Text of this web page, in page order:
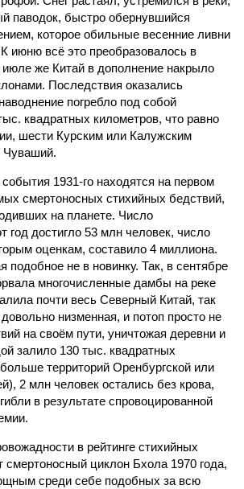
паводок, быстро обернувшийся
которое обильные весенние ливни
июню всё это преобразовалось в
же Китай в дополнение накрыло
Последствия оказались
погребло под собой
квадратных километров, что равно
шести Курским или Калужским
Чуваший.
1931-го находятся на первом
смертоносных стихийных бедствий,
на планете. Число
год достигло 53 млн человек, число
оценкам, составило 4 миллиона.
подобное не в новинку. Так, в сентябре
многочисленные дамбы на реке
почти весь Северный Китай, так
низменная, и потоп просто не
на своём пути, уничтожая деревни и
залило 130 тыс. квадратных
территорий Оренбургской или
2 млн человек остались без крова,
в результате спровоцированной
в рейтинге стихийных
смертоносный циклон Бхола 1970 года,
среди себе подобных за всю